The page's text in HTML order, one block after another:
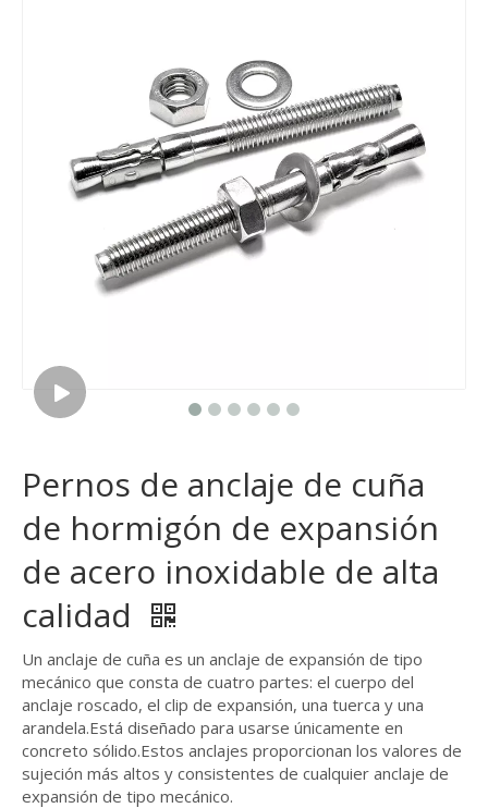
Pernos de anclaje de cuña
de hormigón de expansión
de acero inoxidable de alta
calidad
Un anclaje de cuña es un anclaje de expansión de tipo
mecánico que consta de cuatro partes: el cuerpo del
anclaje roscado, el clip de expansión, una tuerca y una
arandela.Está diseñado para usarse únicamente en
concreto sólido.Estos anclajes proporcionan los valores de
sujeción más altos y consistentes de cualquier anclaje de
expansión de tipo mecánico.